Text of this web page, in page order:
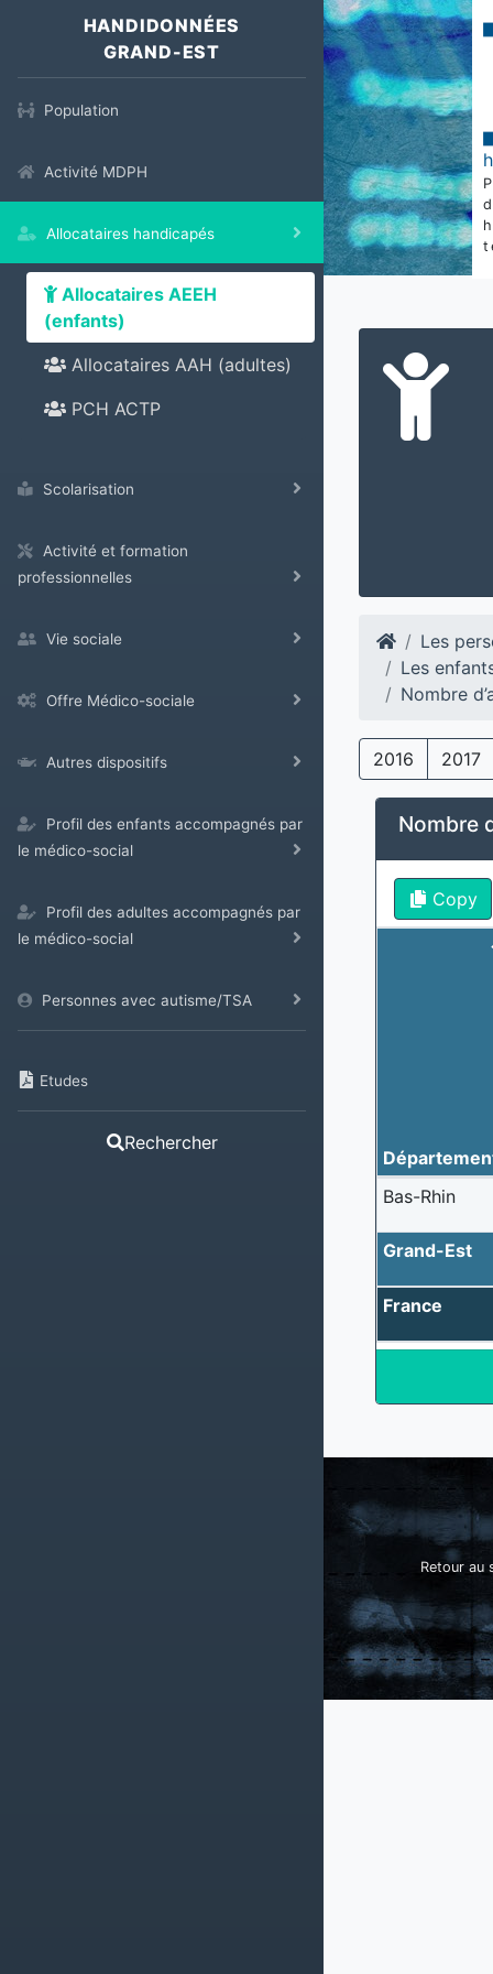
HANDIDONNÉES
GRAND-EST
Population
Activité MDPH
Allocataires handicapés
Allocataires AEEH
(enfants)
Allocataires AAH (adultes)
PCH ACTP
Scolarisation
Activité et formation
professionnelles
Vie sociale
Offre Médico-sociale
Autres dispositifs
Profil des enfants accompagnés par
le médico-social
Profil des adultes accompagnés par
le médico-social
Personnes avec autisme/TSA
Etudes
Rechercher
Les
Les
Nombre
2016 2017
Nombre
Copy
Bas-Rhin
Grand-Est
France
Retour au